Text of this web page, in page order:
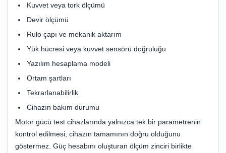
Kuvvet veya tork ölçümü
Devir ölçümü
Rulo çapı ve mekanik aktarım
Yük hücresi veya kuvvet sensörü doğruluğu
Yazılım hesaplama modeli
Ortam şartları
Tekrarlanabilirlik
Cihazın bakım durumu
Motor gücü test cihazlarında yalnızca tek bir parametrenin
kontrol edilmesi, cihazın tamamının doğru olduğunu
göstermez. Güç hesabını oluşturan ölçüm zinciri birlikte